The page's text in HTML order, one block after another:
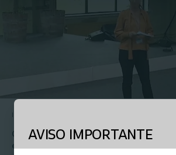
AVISO IMPORTANTE
Coloplast Talks - Participación de
en la formación en el CI